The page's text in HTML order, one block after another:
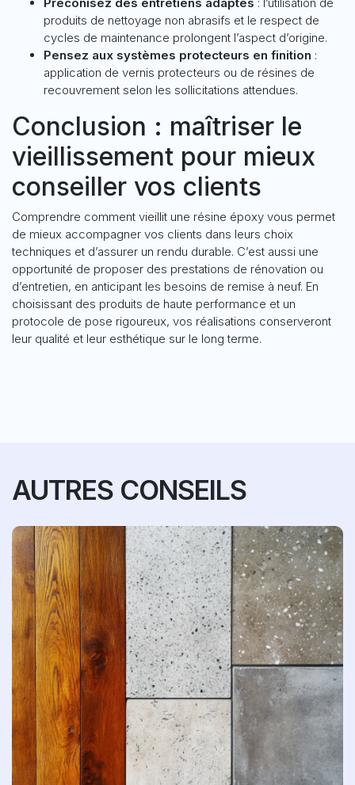
produits de nettoyage non abrasifs et le respect de
cycles de maintenance prolongent l’aspect d’origine.
Pensez aux systèmes protecteurs en finition :
application de vernis protecteurs ou de résines de
recouvrement selon les sollicitations attendues.
Conclusion : maîtriser le
vieillissement pour mieux
conseiller vos clients
Comprendre comment vieillit une résine époxy vous permet
de mieux accompagner vos clients dans leurs choix
techniques et d’assurer un rendu durable. C’est aussi une
opportunité de proposer des prestations de rénovation ou
d’entretien, en anticipant les besoins de remise à neuf. En
choisissant des produits de haute performance et un
protocole de pose rigoureux, vos réalisations conserveront
leur qualité et leur esthétique sur le long terme.
AUTRES CONSEILS